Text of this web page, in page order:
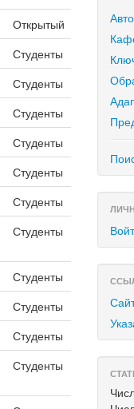
Открытый
Студенты
Студенты
Студенты
Студенты
Студенты
Студенты
Студенты
Студенты
Студенты
Студенты
Студенты